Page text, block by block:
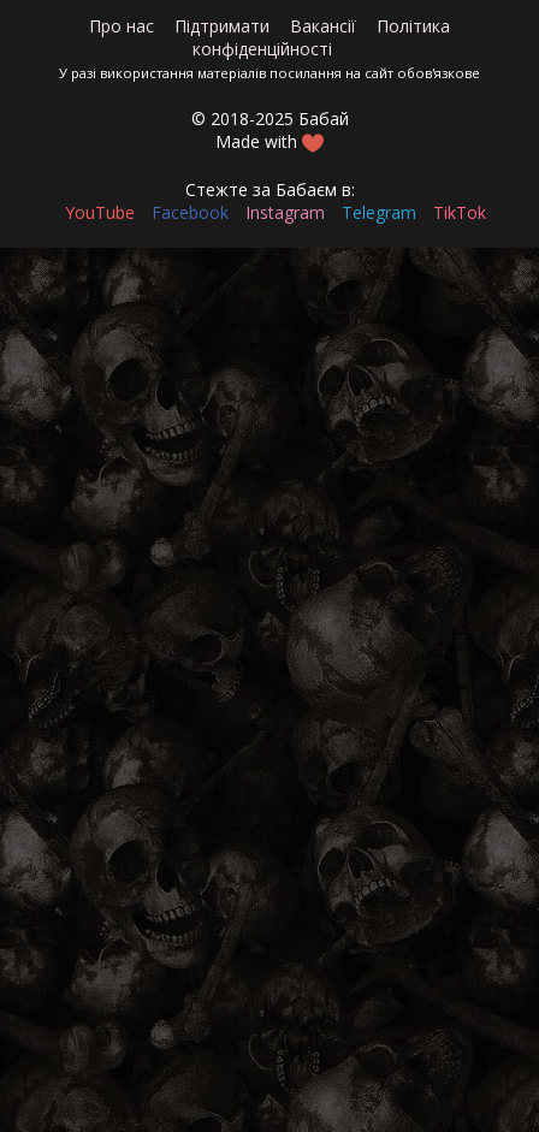
Про нас Підтримати Вакансії
Політика
конфіденційності
У разі використання матеріалів посилання на сайт обов'язкове
© 2018-2025 Бабай
Made with
Стежте за Бабаєм в:
YouTube
Facebook Instagram Telegram TikTok